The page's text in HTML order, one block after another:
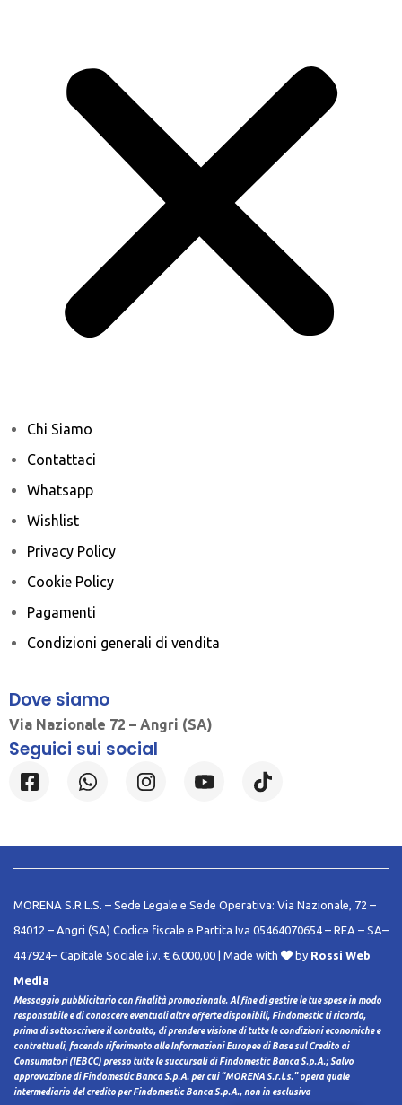
Chi Siamo
Contattaci
Whatsapp
Wishlist
Privacy Policy
Cookie Policy
Pagamenti
Condizioni generali di vendita
Dove siamo
Via Nazionale 72 – Angri (SA)
Seguici sui social
MORENA S.R.L.S. – Sede Legale e Sede Operativa: Via Nazionale, 72 –
84012 – Angri (SA) Codice fiscale e Partita Iva 05464070654 – REA – SA–
447924– Capitale Sociale i.v. € 6.000,00 | Made with
by Rossi Web
Media
Messaggio pubblicitario con finalità promozionale. Al fine di gestire le tue spese in modo
responsabile e di conoscere eventuali altre offerte disponibili, Findomestic ti ricorda,
prima di sottoscrivere il contratto, di prendere visione di tutte le condizioni economiche e
contrattuali, facendo riferimento alle Informazioni Europee di Base sul Credito ai
Consumatori (IEBCC) presso tutte le succursali di Findomestic Banca S.p.A.; Salvo
approvazione di Findomestic Banca S.p.A. per cui “MORENA S.r.l.s.” opera quale
intermediario del credito per Findomestic Banca S.p.A., non in esclusiva